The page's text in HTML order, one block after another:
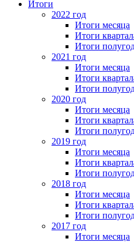
Итоги
2022 год
Итоги месяца
Итоги
Итоги
2021 год
Итоги месяца
Итоги
Итоги
2020 год
Итоги месяца
Итоги
Итоги
2019 год
Итоги месяца
Итоги
Итоги
2018 год
Итоги месяца
Итоги
Итоги
2017 год
Итоги месяца